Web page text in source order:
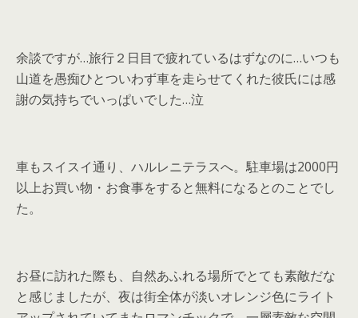
余談ですが…旅行２日目で疲れているはずなのに…いつも
山道を愚痴ひとついわず車を走らせてくれた彼氏には感
謝の気持ちでいっぱいでした…泣
車もスイスイ通り、ハルレニテラスへ。駐車場は2000円
以上お買い物・お食事をすると無料になるとのことでし
た。
お昼に訪れた際も、自然あふれる場所でとても素敵だな
と感じましたが、夜は街全体が淡いオレンジ色にライト